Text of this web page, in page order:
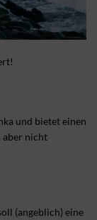
und bietet einen
aber nicht
(angeblich) eine